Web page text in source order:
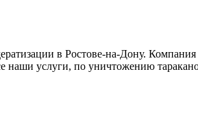
в Ростове-на-Дону.
услуги, по уничтожению